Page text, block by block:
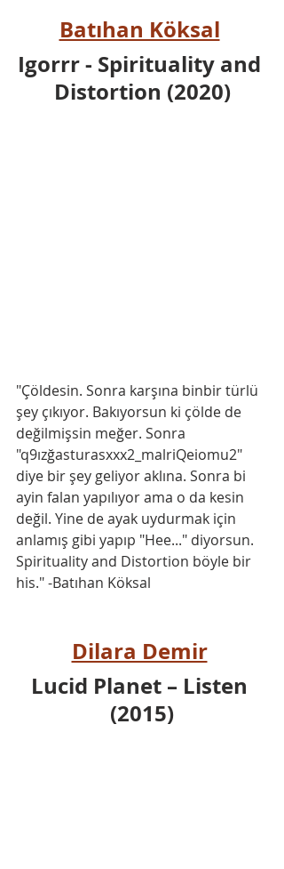
Batıhan Köksal
Igorrr - Spirituality and
Distortion (2020)
"Çöldesin. Sonra karşına binbir türlü
şey çıkıyor. Bakıyorsun ki çölde de
değilmişsin meğer. Sonra
"q9ızğasturasxxx2_malriQeiomu2"
diye bir şey geliyor aklına. Sonra bi
ayin falan yapılıyor ama o da kesin
değil. Yine de ayak uydurmak için
anlamış gibi yapıp "Hee..." diyorsun.
Spirituality and Distortion böyle bir
his." -Batıhan Köksal
Dilara Demir
Lucid Planet – Listen
(2015)